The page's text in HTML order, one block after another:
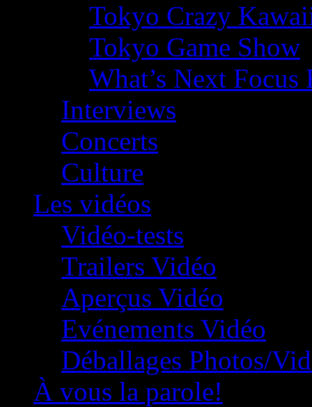
Tokyo Crazy
Tokyo Game Show
What’s Next
Interviews
Concerts
Culture
Les vidéos
Vidéo-tests
Trailers Vidéo
Aperçus Vidéo
Evénements Vidéo
Déballages Photos/
À vous la parole!